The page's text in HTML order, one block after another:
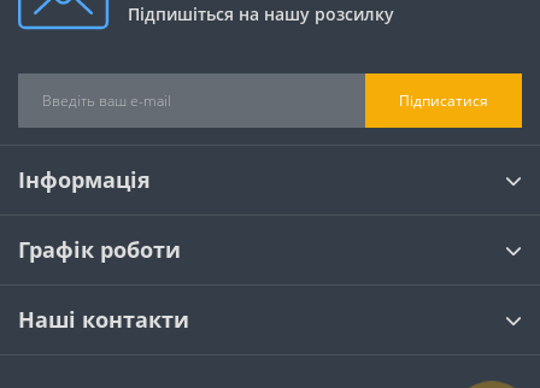
Підпишіться на нашу розсилку
Підписатися
Інформація
Графік роботи
Наші контакти